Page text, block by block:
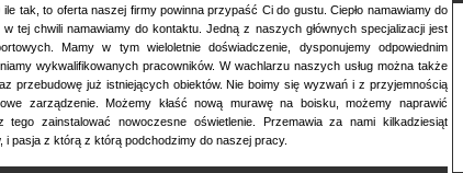
tak, to oferta naszej firmy powinna przypaść Ci do gustu. Ciepło namawiamy do
tej chwili namawiamy do kontaktu. Jedną z naszych głównych specjalizacji jest
Mamy w tym wieloletnie doświadczenie, dysponujemy odpowiednim
wykwalifikowanych pracowników. W wachlarzu naszych usług można także
przebudowę już istniejących obiektów. Nie boimy się wyzwań i z przyjemnością
zarządzenie. Możemy kłaść nową murawę na boisku, możemy naprawić
tego zainstalować nowoczesne oświetlenie. Przemawia za nami kilkadziesiąt
i pasja z którą z którą podchodzimy do naszej pracy.